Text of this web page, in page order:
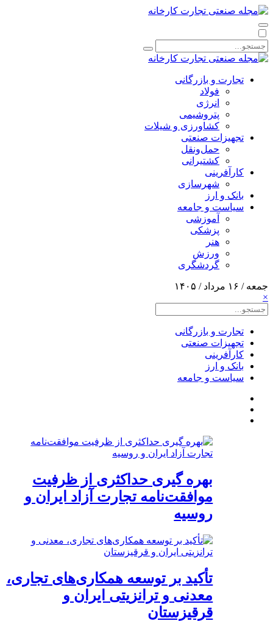
تجارت و بازرگانی
فولاد
انرژی
پتروشیمی
کشاورزی و شیلات
تجهیزات صنعتی
حمل‌و‌نقل
کشتیرانی
کارآفرینی
شهرسازی
بانک و ارز
سیاست و جامعه
آموزشی
پزشکی
هنر
ورزش
گردشگری
جمعه / ۱۶ مرداد / ۱۴۰۵
×
تجارت و بازرگانی
تجهیزات صنعتی
کارآفرینی
بانک و ارز
سیاست و جامعه
بهره گیری حداکثری از ظرفیت
موافقت‌نامه تجارت آزاد ایران و
روسیه
تأکید بر توسعه همکاری‌های تجاری،
معدنی و ترانزیتی ایران و
قرقیزستان